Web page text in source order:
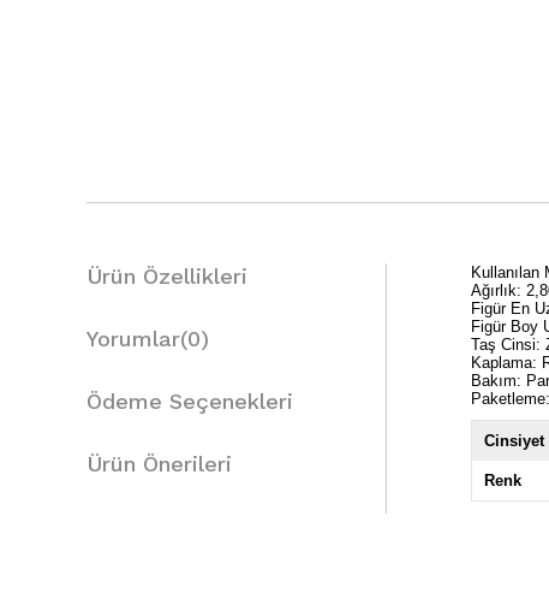
Ürün Özellikleri
Yorumlar(0)
Ödeme Seçenekleri
Ürün Önerileri
Kullanılan
Ağırlık:
Figür En
Figür Boy
Taş Cinsi:
Kaplama:
Bakım:
Cinsiyet
Renk